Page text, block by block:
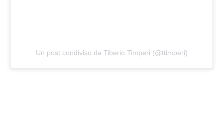
Un post condiviso da Tiberio Timperi (@ttimperi)